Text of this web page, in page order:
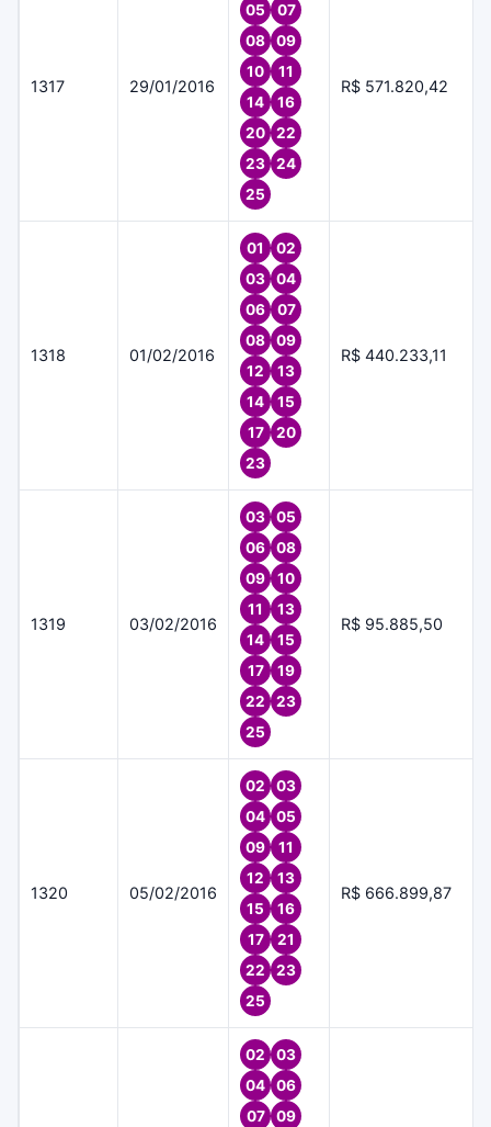
1317 29/01/2016
05
07
08
09
10
11
14
16
20
22
23
24
25
R$ 571.820,42
1318 01/02/2016
01
02
03
04
06
07
08
09
12
13
14
15
17
20
23
R$ 440.233,11
1319 03/02/2016
03
05
06
08
09
10
11
13
14
15
17
19
22
23
25
R$ 95.885,50
1320 05/02/2016
02
03
04
05
09
11
12
13
15
16
17
21
22
23
25
R$ 666.899,87
02
03
04
06
07
09